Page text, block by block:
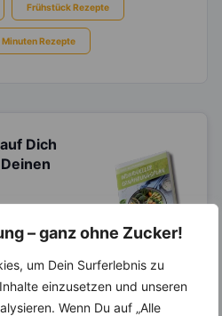
– ganz ohne Zucker!
um Dein Surferlebnis zu
einzusetzen und unseren
Wenn Du auf „Alle
Frühstück Rezepte
Rezepte
Dich
gesamten